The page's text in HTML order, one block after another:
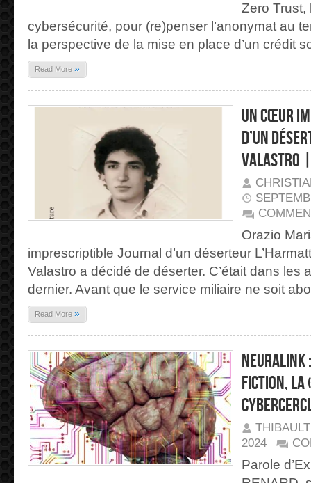
Zero Trust,
cybersécurité, pour (re)penser l’anonymat au
la perspective de la mise en place d’un crédit
Read More »
Un cœur
d’un
Valastro |
Orazio
imprescriptible Journal d’un déserteur
Valastro a décidé de déserter. C’était dans les
dernier. Avant que le service miliaire ne soit
Read More »
Neuralink
fiction, la
2024
Parole